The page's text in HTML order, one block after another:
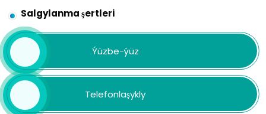
Salgylanma şertleri
Ýüzbe-ýüz
Telefonlaşykly